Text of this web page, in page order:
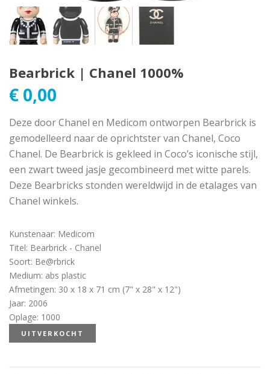
Bearbrick | Chanel 1000%
€ 0,00
Deze door Chanel en Medicom ontworpen Bearbrick is
gemodelleerd naar de oprichtster van Chanel, Coco
Chanel. De Bearbrick is gekleed in Coco’s iconische stijl,
een zwart tweed jasje gecombineerd met witte parels.
Deze Bearbricks stonden wereldwijd in de etalages van
Chanel winkels.
Kunstenaar: Medicom
Titel: Bearbrick - Chanel
Soort: Be@rbrick
Medium: abs plastic
Afmetingen: 30 x 18 x 71 cm (7" x 28" x 12")
Jaar: 2006
Oplage: 1000
UITVERKOCHT